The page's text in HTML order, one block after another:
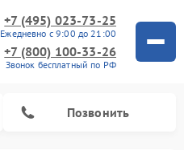
+7 (495) 023-73-25
Ежедневно с 9:00 до 21:00
+7 (800) 100-33-26
Звонок бесплатный по РФ
Позвонить